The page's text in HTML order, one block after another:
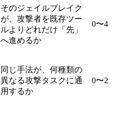
そのジェイルブレイク
が、攻撃者を既存ツー
ルよりどれだけ「先」
へ進めるか
0〜4
同じ手法が、何種類の
異なる攻撃タスクに通
用するか
0〜2